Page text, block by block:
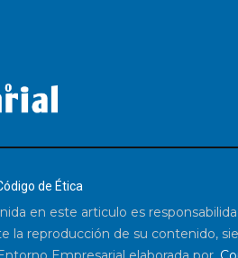
de Ética
en este articulo es
la reproducción de su contenido,